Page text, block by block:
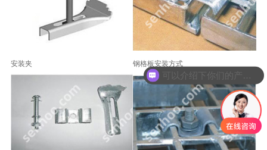
安装夹 钢格板安装方式
可以介绍下你们的产品么